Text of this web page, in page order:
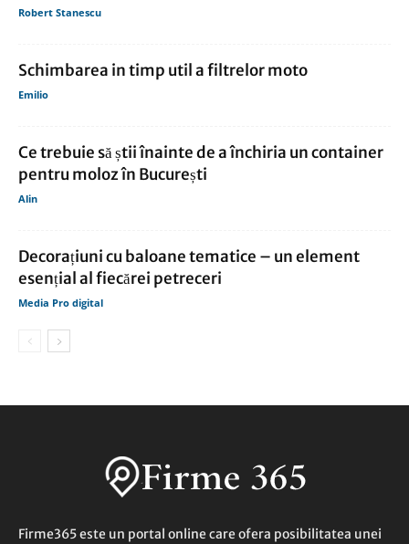
Robert Stanescu
Schimbarea in timp util a filtrelor moto
Emilio
Ce trebuie să știi înainte de a închiria un container
pentru moloz în București
Alin
Decorațiuni cu baloane tematice – un element
esențial al fiecărei petreceri
Media Pro digital
Firme365 este un portal online care ofera posibilitatea unei